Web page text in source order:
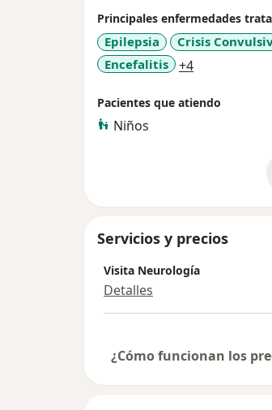
Principales enfermedades
Epilepsia Crisis
Encefalitis
+4
Pacientes que atiendo
Niños
Servicios y precios
Visita Neurología
Detalles
¿Cómo funcionan los